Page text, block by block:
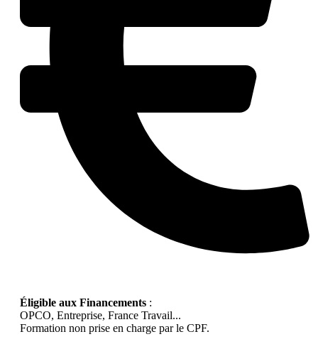
Éligible aux Financements :
OPCO, Entreprise, France Travail...
Formation non prise en charge par le CPF.